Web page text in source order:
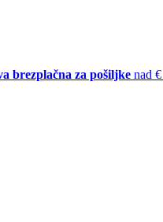
brezplačna za pošiljke nad